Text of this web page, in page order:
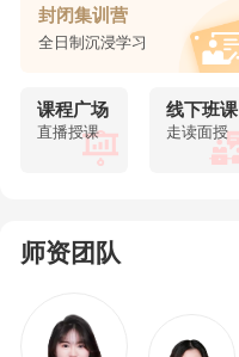
封闭集训营
全日制沉浸学习
课程广场
直播授课
线下班课
走读面授
师资团队